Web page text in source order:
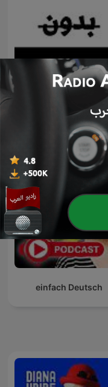
بدون ورق
einfach Deutsch